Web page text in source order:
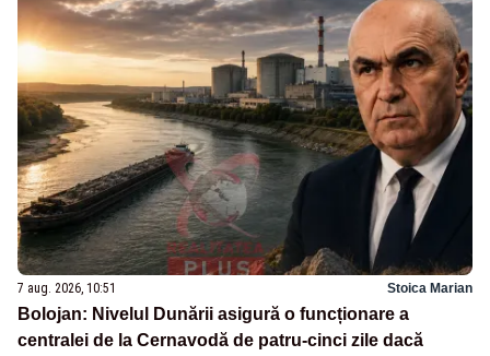
7 aug. 2026, 10:51 Stoica Marian
Bolojan: Nivelul Dunării asigură o funcționare a
centralei de la Cernavodă de patru-cinci zile dacă